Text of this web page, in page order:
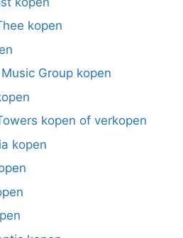
kopen
Group kopen
kopen of verkopen
kopen